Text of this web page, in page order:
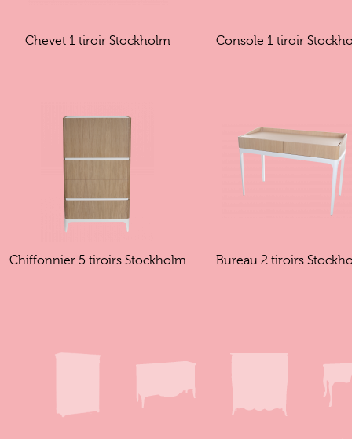
Chevet 1 tiroir Stockholm Console 1 tiroir
Chiffonnier 5 tiroirs Stockholm Bureau 2 tiroirs